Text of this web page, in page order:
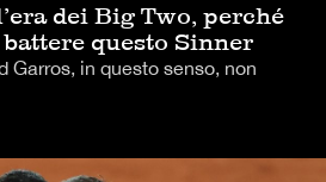
dei Big Two, perché
questo Sinner
Garros, in questo senso, non